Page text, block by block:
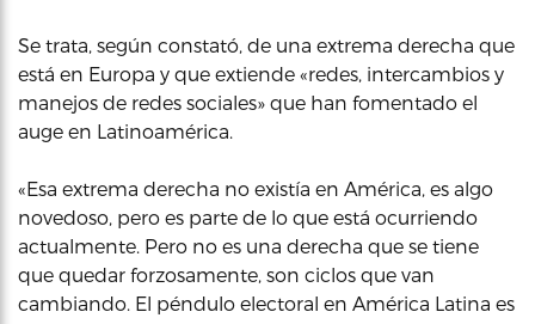
Se trata, según constató, de una extrema derecha que
está en Europa y que extiende «redes, intercambios y
manejos de redes sociales» que han fomentado el
auge en Latinoamérica.
«Esa extrema derecha no existía en América, es algo
novedoso, pero es parte de lo que está ocurriendo
actualmente. Pero no es una derecha que se tiene
que quedar forzosamente, son ciclos que van
cambiando. El péndulo electoral en América Latina es